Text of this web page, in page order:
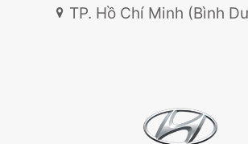
TP. Hồ Chí Minh (Bình